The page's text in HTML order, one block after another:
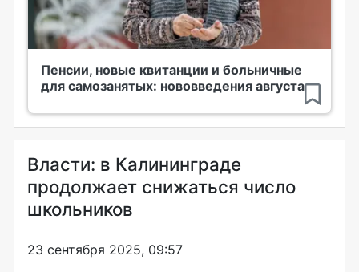
Пенсии, новые квитанции и больничные
для самозанятых: нововведения августа
Власти: в Калининграде
продолжает снижаться число
школьников
23 сентября 2025, 09:57